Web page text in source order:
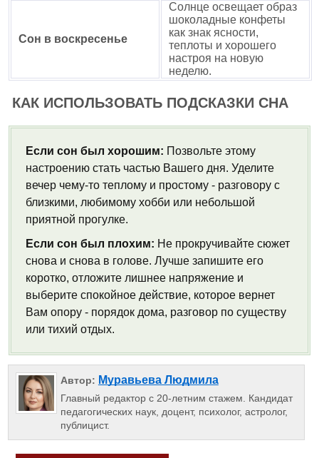
Сон в воскресенье
Солнце освещает образ
шоколадные конфеты
как знак ясности,
теплоты и хорошего
настроя на новую
неделю.
КАК ИСПОЛЬЗОВАТЬ ПОДСКАЗКИ СНА
Если сон был хорошим: Позвольте этому
настроению стать частью Вашего дня. Уделите
вечер чему-то теплому и простому - разговору с
близкими, любимому хобби или небольшой
приятной прогулке.
Если сон был плохим: Не прокручивайте сюжет
снова и снова в голове. Лучше запишите его
коротко, отложите лишнее напряжение и
выберите спокойное действие, которое вернет
Вам опору - порядок дома, разговор по существу
или тихий отдых.
Автор: Муравьева Людмила
Главный редактор с 20-летним стажем. Кандидат
педагогических наук, доцент, психолог, астролог,
публицист.